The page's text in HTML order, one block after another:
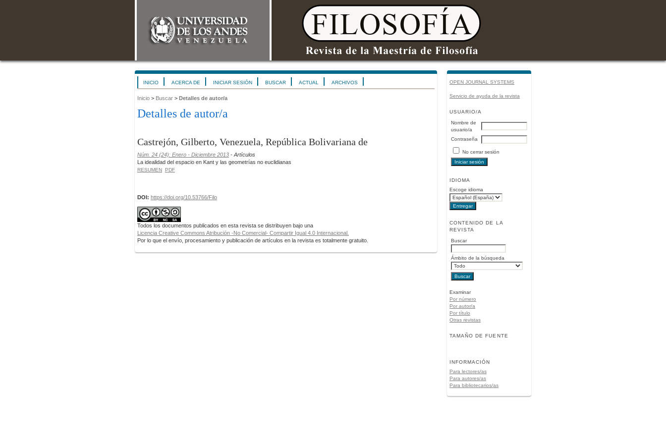
OPEN JOURNAL SYSTEMS
Servicio de ayuda de la revista
USUARIO/A
Nombre de
usuario/a
Contraseña
No cerrar sesión
IDIOMA
Escoge idioma
CONTENIDO DE LA
REVISTA
Buscar
Ámbito de la búsqueda
Examinar
Por número
Por autor/a
Por título
Otras revistas
TAMAÑO DE FUENTE
INFORMACIÓN
Para lectores/as
Para autores/as
Para bibliotecarios/as
INICIO ACERCA DE INICIAR SESIÓN BUSCAR ACTUAL ARCHIVOS
Inicio > Buscar > Detalles de autor/a
Detalles de autor/a
Castrejón, Gilberto, Venezuela, República Bolivariana de
Núm. 24 (24): Enero - Diciembre 2013 - Artículos
La idealidad del espacio en Kant y las geometrías no euclidianas
RESUMEN PDF
DOI: https://doi.org/10.53766/Filo
Todos los documentos publicados en esta revista se distribuyen bajo una
Licencia Creative Commons Atribución -No Comercial- Compartir Igual 4.0 Internacional.
Por lo que el envío, procesamiento y publicación de artículos en la revista es totalmente gratuito.